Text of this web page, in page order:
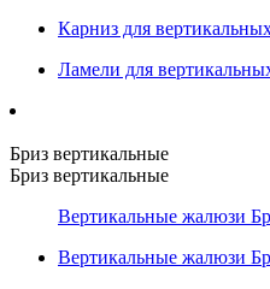
Карниз для
Ламели для
Бриз вертикальные
Бриз вертикальные
Вертикальные жалюзи
Вертикальные жалюзи